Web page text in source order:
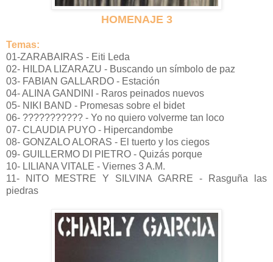
HOMENAJE 3
Temas:
01-ZARABAIRAS - Eiti Leda
02- HILDA LIZARAZU - Buscando un símbolo de paz
03- FABIAN GALLARDO - Estación
04- ALINA GANDINI - Raros peinados nuevos
05- NIKI BAND - Promesas sobre el bidet
06- ??????????? - Yo no quiero volverme tan loco
07- CLAUDIA PUYO - Hipercandombe
08- GONZALO ALORAS - El tuerto y los ciegos
09- GUILLERMO DI PIETRO - Quizás porque
10- LILIANA VITALE - Viernes 3 A.M.
11- NITO MESTRE Y SILVINA GARRE - Rasguña las
piedras